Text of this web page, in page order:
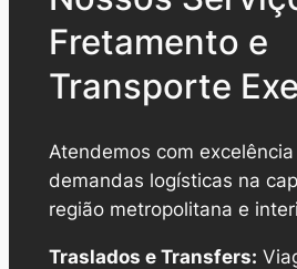
Fretamento e
Transporte
Atendemos com
demandas logísticas na
região metropolitana e
Traslados e Transfers: